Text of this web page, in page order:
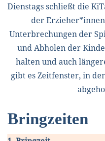
Dienstags schließt die
der
Unterbrechungen der
und Abholen der
halten und auch
gibt es Zeitfenster, in
Bringzeiten